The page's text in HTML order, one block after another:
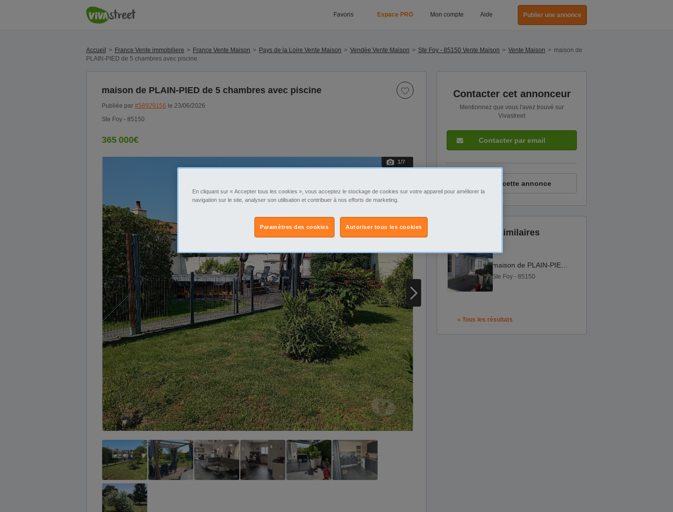
Favoris Espace PRO Mon compte Aide Publier une annonce
Accueil France Vente immobiliere France Vente Maison Pays de la Loire Vente Maison Vendée Vente Maison Ste Foy - 85150 Vente Maison Vente Maison
maison de
PLAIN-PIED de 5 chambres avec piscine
maison de PLAIN-PIED de 5 chambres avec piscine
Publiée par #58929156 le 23/06/2026
Ste Foy - 85150
365 000€
1/7
Contacter cet annonceur
Mentionnez que vous l'avez trouvé sur
Vivastreet
Contacter par email
Signaler cette annonce
Annonces similaires
Ste Foy - 85150
« Tous les résultats
En cliquant sur « Accepter tous les cookies », vous acceptez le stockage de cookies sur votre appareil pour améliorer la
navigation sur le site, analyser son utilisation et contribuer à nos efforts de marketing.
Autoriser tous les cookies
Paramètres des cookies